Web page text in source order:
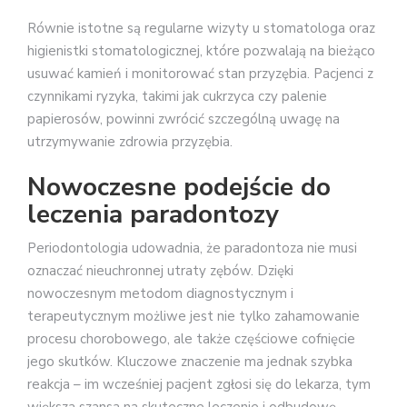
Równie istotne są regularne wizyty u stomatologa oraz
higienistki stomatologicznej, które pozwalają na bieżąco
usuwać kamień i monitorować stan przyzębia. Pacjenci z
czynnikami ryzyka, takimi jak cukrzyca czy palenie
papierosów, powinni zwrócić szczególną uwagę na
utrzymywanie zdrowia przyzębia.
Nowoczesne podejście do
leczenia paradontozy
Periodontologia udowadnia, że paradontoza nie musi
oznaczać nieuchronnej utraty zębów. Dzięki
nowoczesnym metodom diagnostycznym i
terapeutycznym możliwe jest nie tylko zahamowanie
procesu chorobowego, ale także częściowe cofnięcie
jego skutków. Kluczowe znaczenie ma jednak szybka
reakcja – im wcześniej pacjent zgłosi się do lekarza, tym